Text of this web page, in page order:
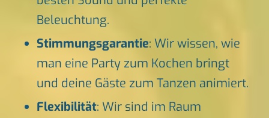
Beleuchtung.
Stimmungsgarantie: Wir wissen, wie
man eine Party zum Kochen bringt
und deine Gäste zum Tanzen animiert.
Flexibilität: Wir sind im Raum